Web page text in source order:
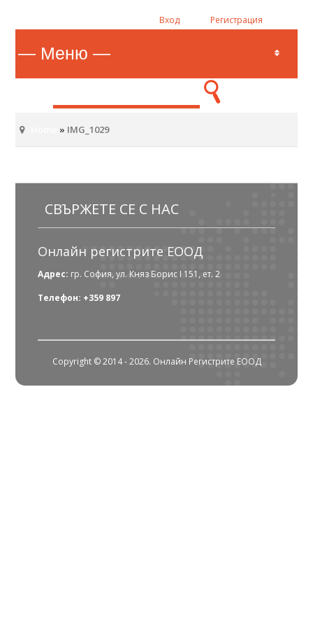
Вход Регистрация
» IMG_1029
СВЪРЖЕТЕ СЕ С НАС
Онлайн регистрите ЕООД
Адрес: гр. София, ул. Княз Борис I 151, ет. 2
Телефон: +359 897
Copyright © 2014 - 2026. Онлайн Регистрите ЕООД